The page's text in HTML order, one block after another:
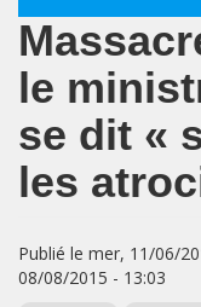
le
se dit «
les
Publié le mer, 11/06/
08/08/2015 - 13:03